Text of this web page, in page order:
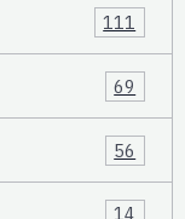
111
69
56
14